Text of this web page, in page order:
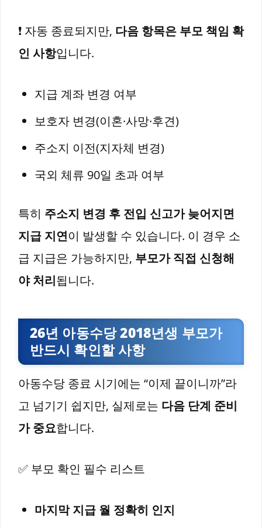
❗ 자동 종료되지만, 다음 항목은 부모 책임 확
인 사항입니다.
지급 계좌 변경 여부
보호자 변경(이혼·사망·후견)
주소지 이전(지자체 변경)
국외 체류 90일 초과 여부
특히 주소지 변경 후 전입 신고가 늦어지면
지급 지연이 발생할 수 있습니다. 이 경우 소
급 지급은 가능하지만, 부모가 직접 신청해
야 처리됩니다.
26년 아동수당 2018년생 부모가
반드시 확인할 사항
아동수당 종료 시기에는 “이제 끝이니까”라
고 넘기기 쉽지만, 실제로는 다음 단계 준비
가 중요합니다.
✅ 부모 확인 필수 리스트
마지막 지급 월 정확히 인지